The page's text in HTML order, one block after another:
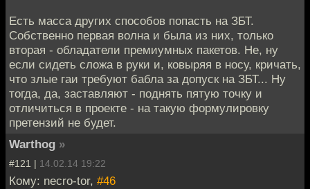
Есть масса других способов попасть на ЗБТ.
Собственно первая волна и была из них, только
вторая - обладатели премиумных пакетов. Не, ну
если сидеть сложа в руки и, ковыряя в носу, кричать,
что злые гаи требуют бабла за допуск на ЗБТ... Ну
тогда, да, заставляют - поднять пятую точку и
отличиться в проекте - на такую формулировку
претензий не будет.
Warthog »
#121 | 14.02.14 19:22
Кому: necro-tor, #46